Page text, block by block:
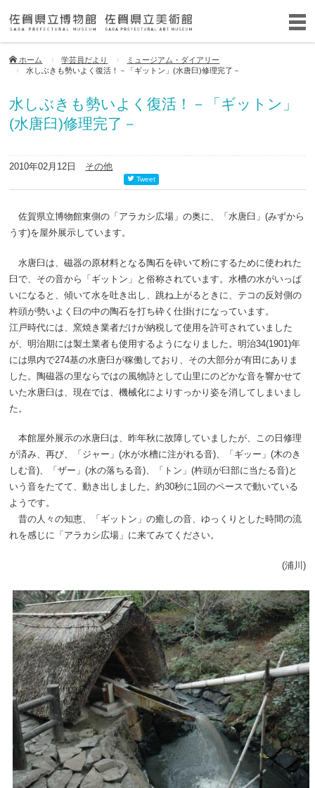
ホーム 学芸員だより
ミュージアム・ダイアリー
水しぶきも勢いよく復活！－「ギットン」(水唐臼)修理完了－
水しぶきも勢いよく復活！－「ギットン」
(水唐臼)修理完了－
2010年02月12日 その他
Tweet
佐賀県立博物館東側の「アラカシ広場」の奥に、「水唐臼」(みずから
うす)を屋外展示しています。
水唐臼は、磁器の原材料となる陶石を砕いて粉にするために使われた
臼で、その音から「ギットン」と俗称されています。水槽の水がいっぱ
いになると、傾いて水を吐き出し、跳ね上がるときに、テコの反対側の
杵頭が勢いよく臼の中の陶石を打ち砕く仕掛けになっています。
江戸時代には、窯焼き業者だけが納税して使用を許可されていました
が、明治期には製土業者も使用するようになりました。明治34(1901)年
には県内で274基の水唐臼が稼働しており、その大部分が有田にありま
した。陶磁器の里ならではの風物詩として山里にのどかな音を響かせて
いた水唐臼は、現在では、機械化によりすっかり姿を消してしまいまし
た。
本館屋外展示の水唐臼は、昨年秋に故障していましたが、この日修理
が済み、再び、「ジャー」(水が水槽に注がれる音)、「ギッー」(木のき
しむ音)、「ザー」(水の落ちる音)、「トン」(杵頭が臼部に当たる音)と
いう音をたてて、動き出しました。約30秒に1回のペースで動いている
ようです。
昔の人々の知恵、「ギットン」の癒しの音、ゆっくりとした時間の流
れを感じに「アラカシ広場」に来てみてください。
(浦川)